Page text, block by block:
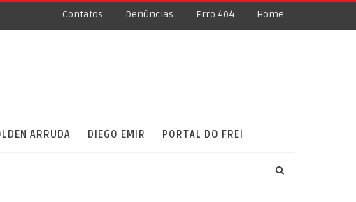
Contatos Denúncias Erro 404 Home
ARRUDA DIEGO EMIR PORTAL DO FREI